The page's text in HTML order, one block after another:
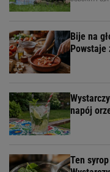
Bije na
Powstaje
napój
Ten